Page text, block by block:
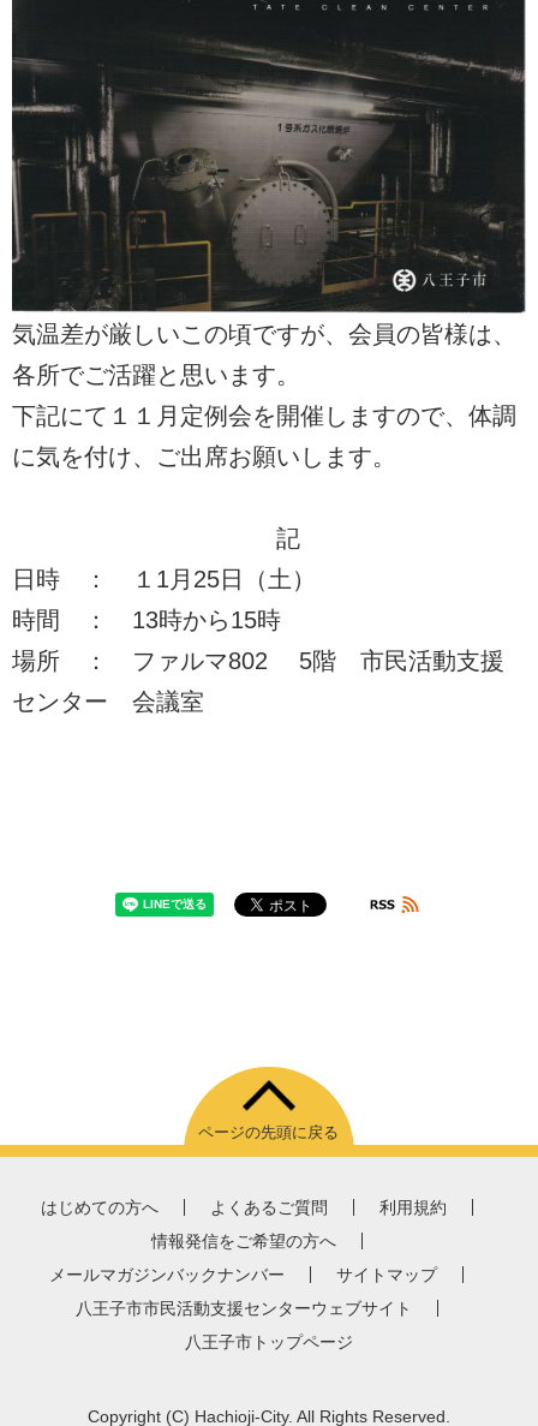
気温差が厳しいこの頃ですが、会員の皆様は、
各所でご活躍と思います。
下記にて１１月定例会を開催しますので、体調
に気を付け、ご出席お願いします。
記
日時 ： １1月25日（土）
時間 ： 13時から15時
場所 ： ファルマ802 5階 市民活動支援
センター 会議室
ページの先頭に戻る
はじめての方へ よくあるご質問
利用規約
情報発信をご希望の方へ
メールマガジンバックナンバー
サイトマップ
八王子市市民活動支援センターウェブサイト
八王子市トップページ
Copyright (C) Hachioji-City. All Rights Reserved.